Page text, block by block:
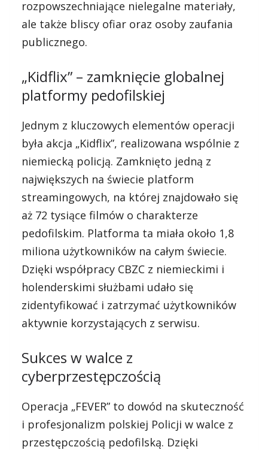
rozpowszechniające nielegalne materiały,
ale także bliscy ofiar oraz osoby zaufania
publicznego.
„Kidflix” – zamknięcie globalnej
platformy pedofilskiej
Jednym z kluczowych elementów operacji
była akcja „Kidflix”, realizowana wspólnie z
niemiecką policją. Zamknięto jedną z
największych na świecie platform
streamingowych, na której znajdowało się
aż 72 tysiące filmów o charakterze
pedofilskim. Platforma ta miała około 1,8
miliona użytkowników na całym świecie.
Dzięki współpracy CBZC z niemieckimi i
holenderskimi służbami udało się
zidentyfikować i zatrzymać użytkowników
aktywnie korzystających z serwisu.
Sukces w walce z
cyberprzestępczością
Operacja „FEVER” to dowód na skuteczność
i profesjonalizm polskiej Policji w walce z
przestępczością pedofilską. Dzięki